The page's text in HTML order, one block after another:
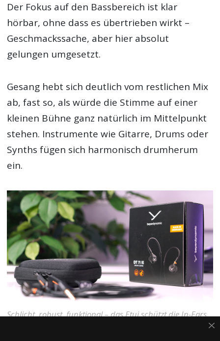
Der Fokus auf den Bassbereich ist klar
hörbar, ohne dass es übertrieben wirkt –
Geschmackssache, aber hier absolut
gelungen umgesetzt.
Gesang hebt sich deutlich vom restlichen Mix
ab, fast so, als würde die Stimme auf einer
kleinen Bühne ganz natürlich im Mittelpunkt
stehen. Instrumente wie Gitarre, Drums oder
Synths fügen sich harmonisch drumherum
ein.
Schlicht, robust, funktional – das Etui schützt die In-Ears